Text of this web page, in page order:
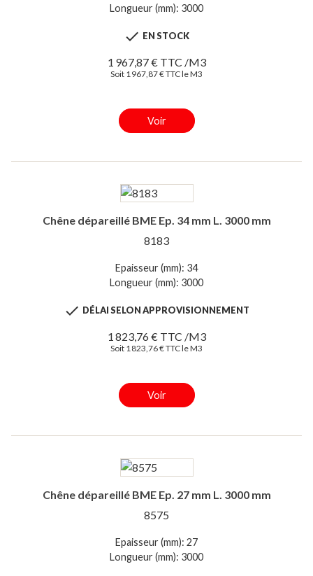
Longueur (mm): 3000
 EN STOCK
1 967,87 € TTC /M3
Soit 1 967,87 € TTC le M3
Voir
Chêne dépareillé BME Ep. 34 mm L. 3000 mm
8183
Epaisseur (mm): 34
Longueur (mm): 3000
 DÉLAI SELON APPROVISIONNEMENT
1 823,76 € TTC /M3
Soit 1 823,76 € TTC le M3
Voir
Chêne dépareillé BME Ep. 27 mm L. 3000 mm
8575
Epaisseur (mm): 27
Longueur (mm): 3000